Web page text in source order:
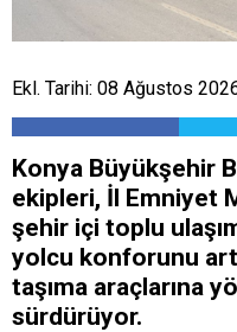
Ekl. Tarihi: 08 Ağustos
Konya Büyükşehir
ekipleri, İl Emniyet
şehir içi toplu
yolcu konforunu
taşıma araçlarına
sürdürüyor.